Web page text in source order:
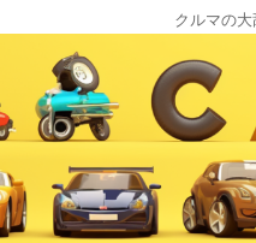
クルマの大